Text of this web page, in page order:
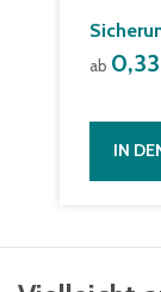
ab
IN